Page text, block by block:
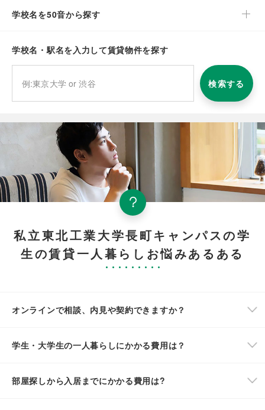
学校名を50音から探す
学校名・駅名を入力して賃貸物件を探す
検索する
私立東北工業大学長町キャンパスの学
生の賃貸一人暮らしお悩みあるある
オンラインで相談、内見や契約できますか？
学生・大学生の一人暮らしにかかる費用は？
部屋探しから入居までにかかる費用は?